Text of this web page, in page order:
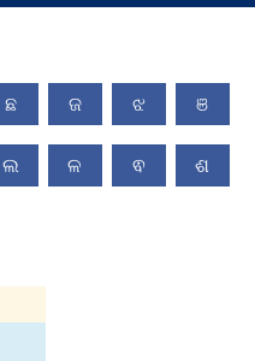
ଛ ଜ ଝ ଞ
ଲ ଳ ଵ ଶ